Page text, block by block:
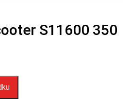
S11600 350